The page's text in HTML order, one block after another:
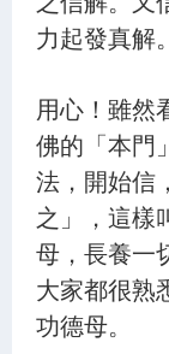
15.處處自說
17.應機說法
18.如來實見
19.宇宙浩瀚
20.施教導
21.所作佛事
22.佛壽無量
力起發真解。
用心！雖然
佛的「本門
法，開始信
之」，這樣
母，長養一
大家都很熟
功德母。